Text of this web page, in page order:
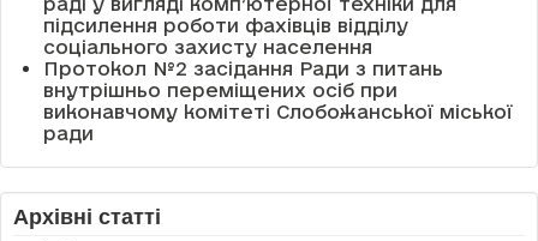
підсилення роботи фахівців відділу
соціального захисту населення
Протокол №2 засідання Ради з питань
внутрішньо переміщених осіб при
виконавчому комітеті Слобожанської міської
ради
Архівні статті